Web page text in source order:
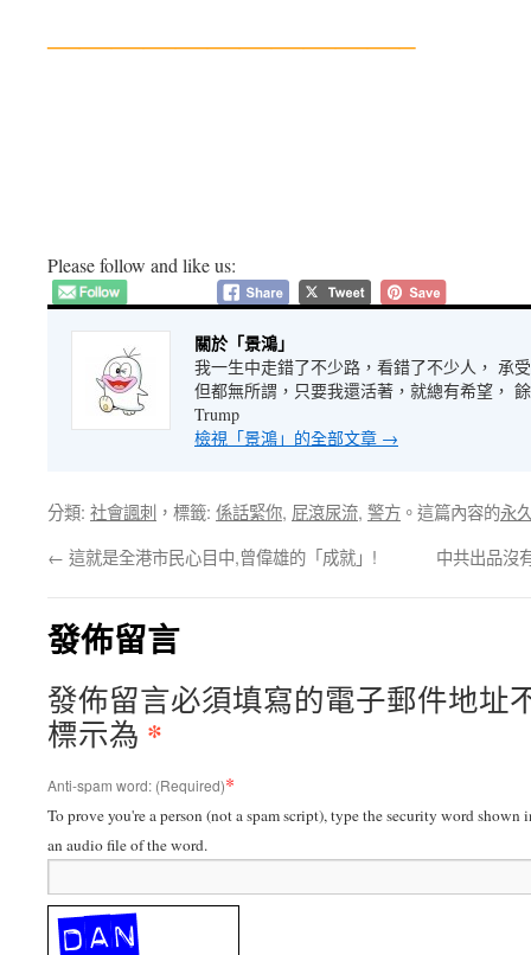
———————————–
Please follow and like us:
關於「景鴻」
我一生中走錯了不少路，看錯了不少人， 承
但都無所謂，只要我還活著，就總有希望，
Trump
檢視「景鴻」的全部文章 →
分類: 社會諷刺 ，標籤: 係話緊你, 屁滾尿流, 警方 。這篇內容的永
← 這就是全港市民心目中,曾偉雄的「成就」! 中共出品沒
發佈留言
發佈留言必須填寫的電子郵件地址
標示為 *
Anti-spam word: (Required)*
To prove you're a person (not a spam script), type the security word
an audio file of the word.